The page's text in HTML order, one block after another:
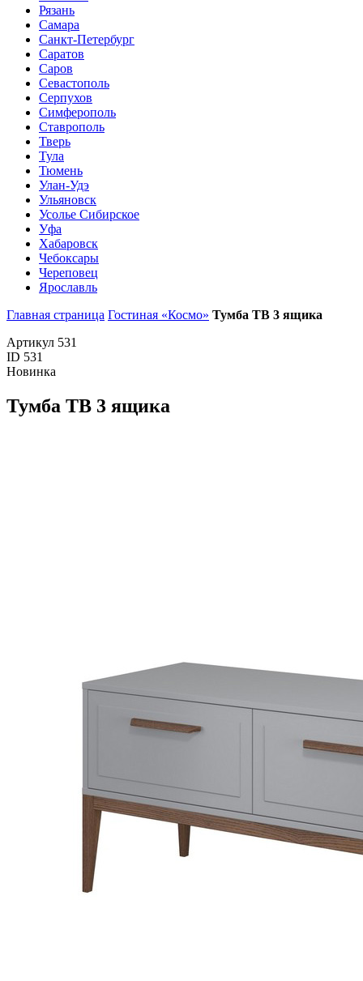
Рязань
Самара
Санкт-Петербург
Саратов
Саров
Севастополь
Серпухов
Симферополь
Ставрополь
Тверь
Тула
Тюмень
Улан-Удэ
Ульяновск
Усолье Сибирское
Уфа
Хабаровск
Чебоксары
Череповец
Ярославль
Главная страница Гостиная «Космо» Тумба ТВ 3 ящика
Артикул 531
ID 531
Новинка
Тумба ТВ 3 ящика